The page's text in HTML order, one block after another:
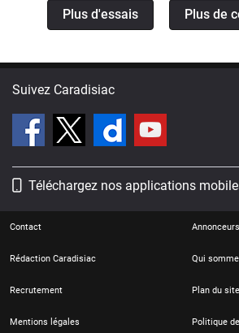
Plus d'essais Plus de
Suivez Caradisiac
Téléchargez nos applications
Contact Annonceurs
Rédaction Caradisiac Qui
Recrutement Plan du site
Mentions légales Politique